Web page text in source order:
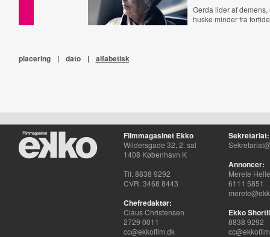
Gerda lider af
huske minder fra
placering | dato | alfabetisk
Filmmagasinet Ekko
Wildersgade 32, 2. sal
1408 København K
Tlf. 8838 9292
CVR. 3468 8443
Chefredaktør:
Claus Christensen
2729 0011
cc@ekkofilm.dk
Sekretariat:
Annoncer:
Merete
6111 5851
Ekko
8838 9292